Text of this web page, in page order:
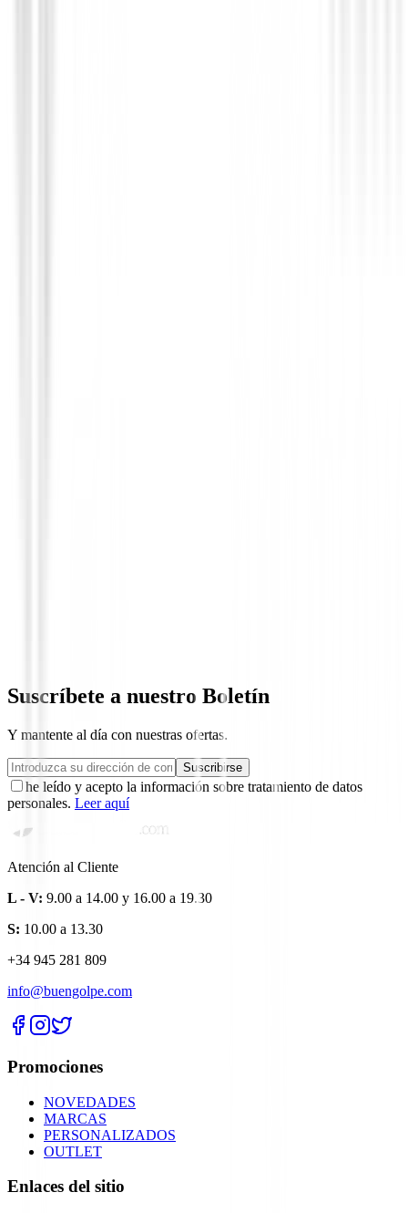
Suscríbete a nuestro Boletín
Y mantente al día con nuestras ofertas.
Suscribirse
he leído y acepto la información sobre tratamiento de datos
personales. Leer aquí
Atención al Cliente
L - V: 9.00 a 14.00 y 16.00 a 19.30
S: 10.00 a 13.30
+34 945 281 809
info@buengolpe.com
Promociones
NOVEDADES
MARCAS
PERSONALIZADOS
OUTLET
Enlaces del sitio